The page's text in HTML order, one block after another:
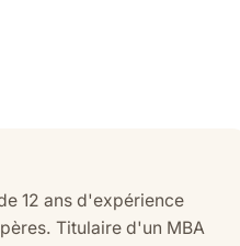
12 ans d'expérience
Titulaire d'un MBA